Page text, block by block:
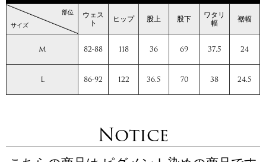
サイズ
部位 ウェス
ト ヒップ 股上 股下 ワタリ
幅 裾幅
M 82-88 118 36 69 37.5 24
L 86-92 122 36.5 70 38 24.5
Notice